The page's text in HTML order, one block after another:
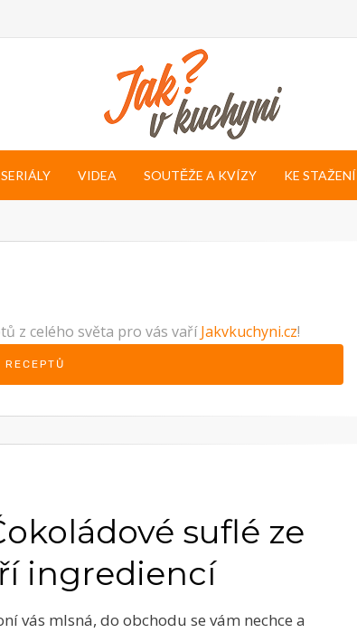
SERIÁLY VIDEA SOUTĚŽE A KVÍZY KE STAŽENÍ
z celého světa pro vás vaříJakvkuchyni.cz!
suflé ze
ingrediencí
vás mlsná, do obchodu se vám nechce a